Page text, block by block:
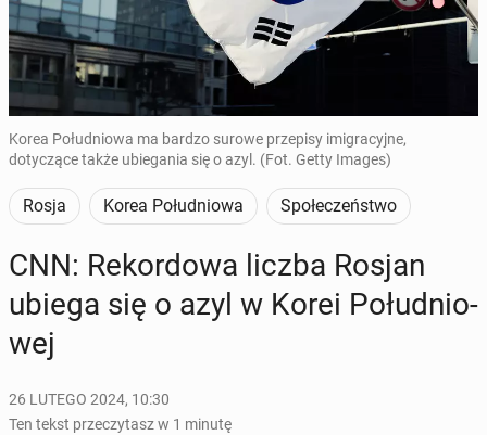
Korea Południowa ma bardzo surowe przepisy imigracyjne,
dotyczące także ubiegania się o azyl. (Fot. Getty Images)
Rosja Korea Południowa Społeczeństwo
CNN: Re­kor­do­wa liczba Rosjan
ubiega się o azyl w Korei Po­łu­dnio­
wej
26 LUTEGO 2024, 10:30
Ten tekst przeczytasz w 1 minutę